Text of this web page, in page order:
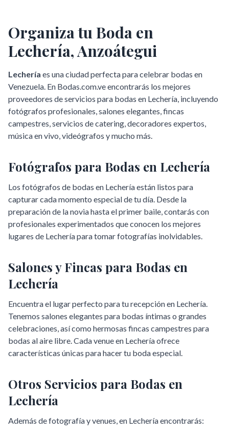
Organiza tu Boda en
Lechería,Anzoátegui
Lechería es una ciudad perfecta para celebrar bodas en
Venezuela. En Bodas.com.ve encontrarás los mejores
proveedores de servicios para bodas en Lechería, incluyendo
fotógrafos profesionales, salones elegantes, fincas
campestres, servicios de catering, decoradores expertos,
música en vivo, videógrafos y mucho más.
Fotógrafos para Bodas en Lechería
Los fotógrafos de bodas en Lecheríaestán listos para
capturar cada momento especial de tu día. Desde la
preparación de la novia hasta el primer baile, contarás con
profesionales experimentados que conocen los mejores
lugares de Lecheríapara tomar fotografías inolvidables.
Salones y Fincas para Bodas en
Lechería
Encuentra el lugar perfecto para tu recepción en Lechería.
Tenemos salones elegantes para bodas íntimas o grandes
celebraciones, así como hermosas fincas campestres para
bodas al aire libre. Cada venue en Lecheríaofrece
características únicas para hacer tu boda especial.
Otros Servicios para Bodas en
Lechería
Además de fotografía y venues, en Lecheríaencontrarás: